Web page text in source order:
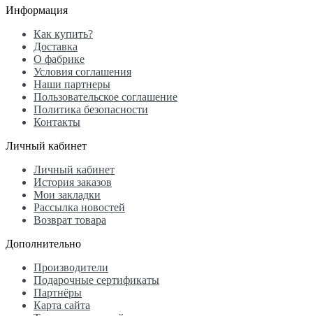
Информация
Как купить?
Доставка
О фабрике
Условия соглашения
Наши партнеры
Пользовательское соглашение
Политика безопасности
Контакты
Личный кабинет
Личный кабинет
История заказов
Мои закладки
Рассылка новостей
Возврат товара
Дополнительно
Производители
Подарочные сертификаты
Партнёры
Карта сайта